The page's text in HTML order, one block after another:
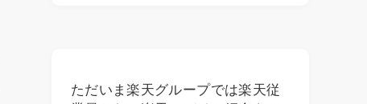
ただいま楽天グループでは楽天従